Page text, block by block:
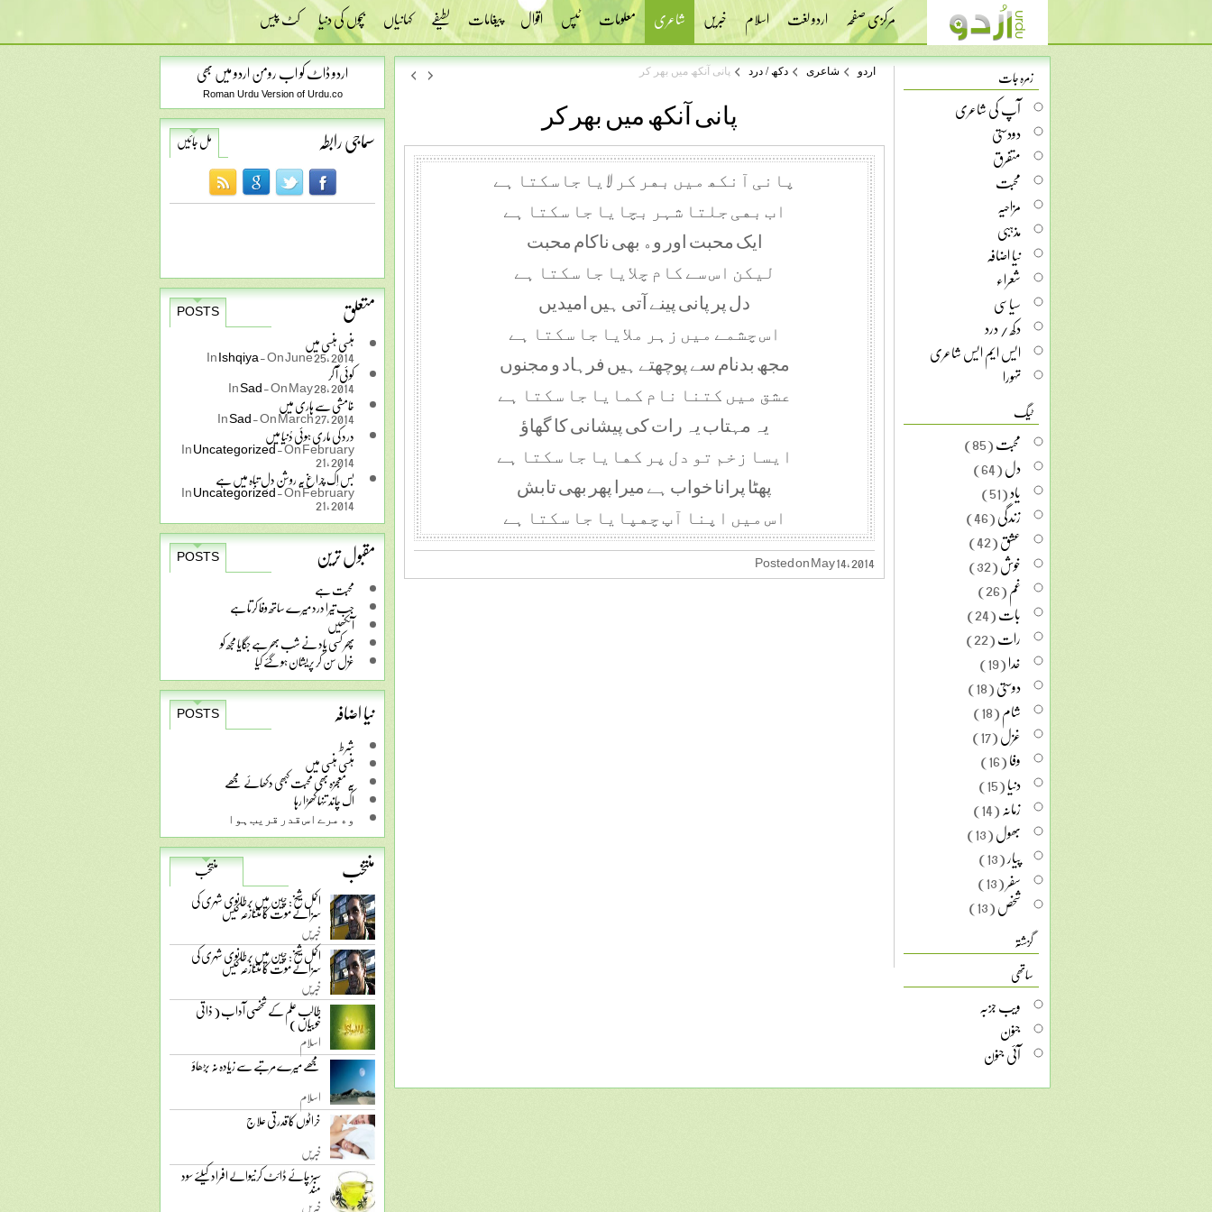
مرکزی صفحہ اردو لغت اسلام خبریں شاعری معلومات ٹپس اقوال پیغامات لطیفے کہانیاں بچوں کی دنیا کٹ پیس
اردو ڈاٹ کو اب رومن اردو میں بھی
Roman Urdu Version of Urdu.co
سماجی رابطہ مل جائیں
متعلق
POSTS
ہنسی ہنسی میں
InIshqiya-On June 25, 2014
کوئی آ کر InSad-On May 28, 2014
خامشی سے ہاری میں InSad-On March 27, 2014
درد کی ماری ہوئی دُنیا میں InUncategorized-On February
21, 2014
بس اِک چراغ یہ روشن دلِ تباہ میں ہے InUncategorized-On February
21, 2014
مقبول ترین
POSTS
محبت ہے
جب تیرا درد میرے ساتھ وفا کرتا ہے
آنکھیں
پھر کسی یاد نے شب بھر ہے جگایا مجھ کو
غزل سن کر پریشان ہو گئے کیا
نیا اضافہ
POSTS
شرط
ہنسی ہنسی میں
یہ معجزہ بھی محبت کبھی دکھائے مجھے
اک چاند تنہا کھڑا رہا
ﻭﮦ ﻣﺮﮮ ﺍﺱ ﻗﺪﺭ ﻗﺮﯾﺐ ﮨﻮﺍ
منتخب
منتخب
اکمل شیخ: چین میں برطانوی شہری کی
سزائے موت کا متنازعہ کیس
خبریں
اکمل شیخ: چین میں برطانوی شہری کی
سزائے موت کا متنازعہ کیس
خبریں
طالب علم کے شخصی آداب ( ذاتی
خوبیاں )
اسلام
مجھے میرے مرتبے سے زیادہ نہ بڑھاؤ
اسلام
خراٹوں کا قدرتی علاج
خبریں
سبز چائے ڈائٹ کرنیوالے افراد کیلئے سود
مند
اردو شاعری دکھ / درد ﭘﺎﻧﯽ ﺁﻧﮑﮫ ﻣﯿﮟ ﺑﮭﺮ ﮐﺮ
ﭘﺎﻧﯽ ﺁﻧﮑﮫ ﻣﯿﮟ ﺑﮭﺮ ﮐﺮ
ﭘﺎﻧﯽ ﺁﻧﮑﮫ ﻣﯿﮟ ﺑﮭﺮ ﮐﺮ ﻻﯾﺎ ﺟﺎﺳﮑﺘﺎ ﮨﮯ
ﺍﺏ ﺑﮭﯽ ﺟﻠﺘﺎ ﺷﮩﺮ ﺑﭽﺎﯾﺎ ﺟﺎ ﺳﮑﺘﺎ ﮨﮯ
ﺍﯾﮏ ﻣﺤﺒﺖ ﺍﻭﺭ ﻭﮦ ﺑﮭﯽ ﻧﺎﮐﺎﻡ ﻣﺤﺒﺖ
ﻟﯿﮑﻦ ﺍﺱ ﺳﮯ ﮐﺎﻡ ﭼﻼﯾﺎ ﺟﺎ ﺳﮑﺘﺎ ﮨﮯ
ﺩﻝ ﭘﺮ ﭘﺎﻧﯽ ﭘﯿﻨﮯ ﺁﺗﯽ ﮨﯿﮟ ﺍﻣﯿﺪﯾﮟ
ﺍﺱ ﭼﺸﻤﮯ ﻣﯿﮟ ﺯﮨﺮ ﻣﻼﯾﺎ ﺟﺎ ﺳﮑﺘﺎ ﮨﮯ
ﻣﺠﮫ ﺑﺪﻧﺎﻡ ﺳﮯ ﭘﻮﭼﮭﺘﮯ ﮨﯿﮟ ﻓﺮﮨﺎﺩ ﻭ ﻣﺠﻨﻮﮞ
ﻋﺸﻖ ﻣﯿﮟ ﮐﺘﻨﺎ ﻧﺎﻡ ﮐﻤﺎﯾﺎ ﺟﺎ ﺳﮑﺘﺎ ﮨﮯ
ﯾﮧ ﻣﮩﺘﺎﺏ ﯾﮧ ﺭﺍﺕ ﮐﯽ ﭘﯿﺸﺎﻧﯽ ﮐﺎ ﮔﮭﺎﺅ
ﺍﯾﺴﺎ ﺯﺧﻢ ﺗﻮ ﺩﻝ ﭘﺮ ﮐﮭﺎﯾﺎ ﺟﺎ ﺳﮑﺘﺎ ﮨﮯ
ﭘﮭﭩﺎ ﭘﺮﺍﻧﺎ ﺧﻮﺍﺏ ﮨﮯ ﻣﯿﺮﺍ ﭘﮭﺮ ﺑﮭﯽ ﺗﺎﺑﺶ
ﺍﺱ ﻣﯿﮟ ﺍﭘﻨﺎ ﺁﭖ ﭼﮭﭙﺎﯾﺎ ﺟﺎ ﺳﮑﺘﺎ ﮨﮯ
Posted on May 14, 2014
زمرہ جات
آپ کی شاعری
دودستی
متفرق
محبت
مزاحیہ
مذہبی
نیا اضافہ
شعراء
سیاسی
دکھ / درد
ایس ایم ایس شاعری
تہورا
ٹیگ
محبت(85)
دل(64)
یاد(51)
زندگی(46)
عشق(42)
خوش(32)
غم(26)
بات(24)
رات(22)
خدا(19)
دوستی(18)
شام(18)
غزل(17)
وفا(16)
دنیا(15)
زمانہ(14)
بھول(13)
پیار(13)
سفر(13)
شخص(13)
گزشتہ
ساتھی
ویب جزبہ
جنون
آئی جنون